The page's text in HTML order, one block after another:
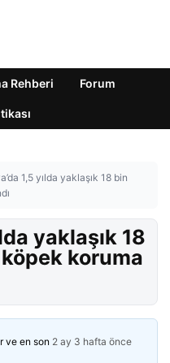
Rehberi Forum
1,5 yılda yaklaşık 18 bin
yaklaşık 18
koruma
ve en son 2 ay 3 hafta önce